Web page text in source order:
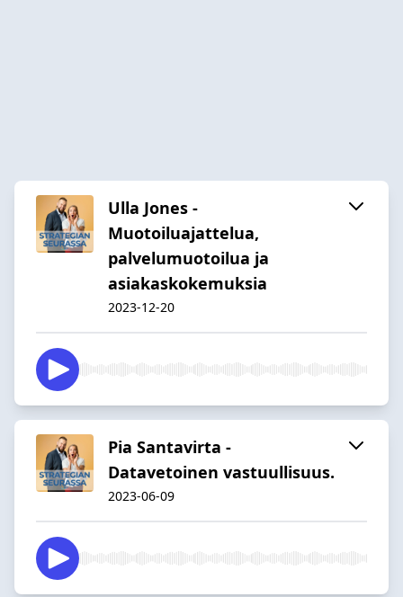
Ulla Jones -
Muotoiluajattelua,
palvelumuotoilua ja
asiakaskokemuksia
2023-12-20
Pia Santavirta -
Datavetoinen vastuullisuus.
2023-06-09